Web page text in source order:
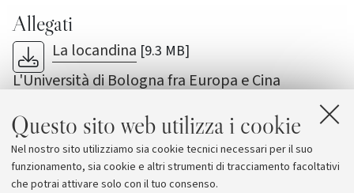
Questo sito web utilizza i cookie
Nel nostro sito utilizziamo sia cookie tecnici necessari per il suo
funzionamento, sia cookie e altri strumenti di tracciamento facoltativi
che potrai attivare solo con il tuo consenso.
Allegati
La locandina [9.3 MB]
L'Università di Bologna fra Europa e Cina
Il video-saluto del Rettore per la mostra
ReeDo - IKEA ReeDo Story è sul web in italiano e
in cinese